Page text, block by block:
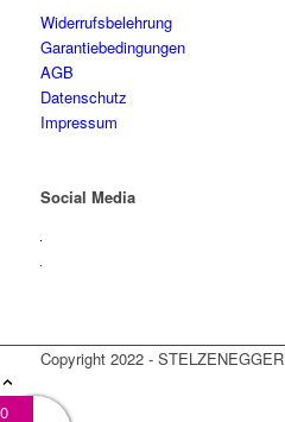
Widerrufsbelehrung
Garantiebedingungen
AGB
Datenschutz
Impressum
Social Media
Copyright 2022 - STELZENEGGER
0